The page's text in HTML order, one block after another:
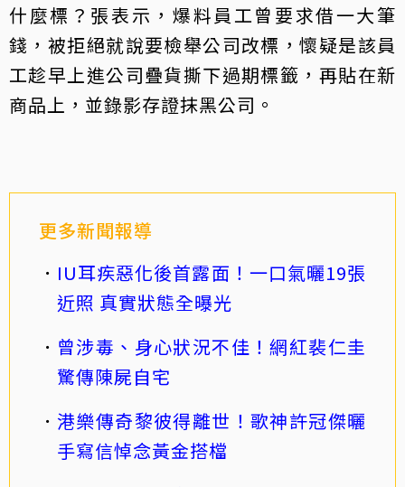
什麼標？張表示，爆料員工曾要求借一大筆
錢，被拒絕就說要檢舉公司改標，懷疑是該員
工趁早上進公司疊貨撕下過期標籤，再貼在新
商品上，並錄影存證抹黑公司。
更多新聞報導
IU耳疾惡化後首露面！一口氣曬19張
近照 真實狀態全曝光
曾涉毒、身心狀況不佳！網紅裴仁圭
驚傳陳屍自宅
港樂傳奇黎彼得離世！歌神許冠傑曬
手寫信悼念黃金搭檔